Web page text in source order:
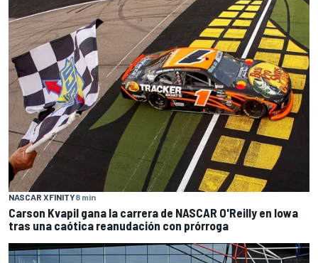
NASCAR XFINITY8 min
Carson Kvapil gana la carrera de NASCAR O'Reilly en Iowa
tras una caótica reanudación con prórroga